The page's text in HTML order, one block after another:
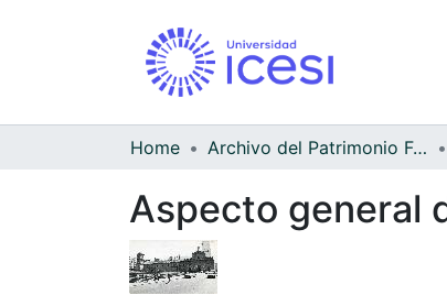
Home Archivo del Patrimonio Fotográfico y Fílmico del Valle del Cauca
Aspecto general